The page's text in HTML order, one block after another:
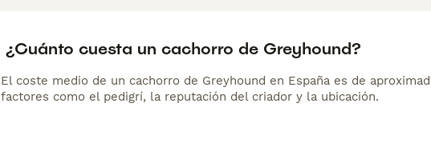
¿Cuánto cuesta un cachorro de Greyhound?
El coste medio de un cachorro de Greyhound en España es de
factores como el pedigrí, la reputación del criador y la ubicación.